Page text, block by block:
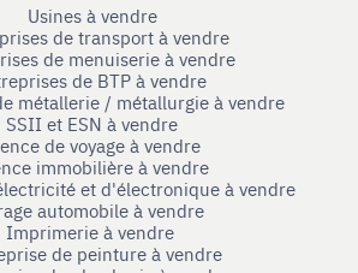
Usines à vendre
de transport à vendre
de menuiserie à vendre
de BTP à vendre
métallerie / métallurgie à vendre
SSII et ESN à vendre
de voyage à vendre
immobilière à vendre
et d'électronique à vendre
automobile à vendre
Imprimerie à vendre
de peinture à vendre